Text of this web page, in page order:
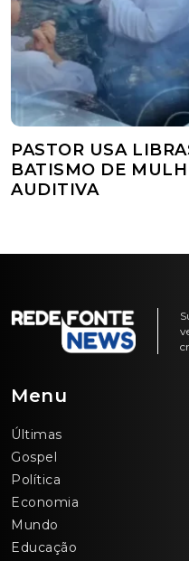
PASTOR USA
BATISMO DE
AUDITIVA
Menu
Últimas
Gospel
Política
Economia
Mundo
Educação